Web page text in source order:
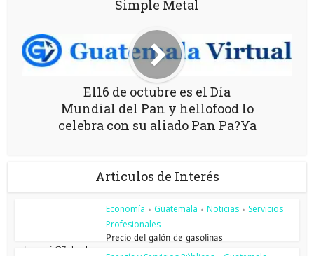
Simple Metal
El16 de octubre es el Día
Mundial del Pan y hellofood lo
celebra con su aliado Pan Pa?Ya
Articulos de Interés
Economía • Guatemala • Noticias • Servicios
Profesionales
Precio del galón de gasolinas
sube casi Q7 desde enero...